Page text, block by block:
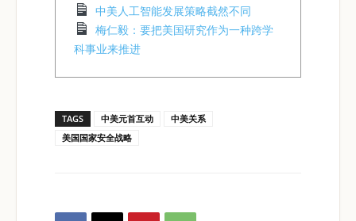
中美人工智能发展策略截然不同
梅仁毅：要把美国研究作为一种跨学
科事业来推进
TAGS 中美元首互动
中美关系
美国国家安全战略